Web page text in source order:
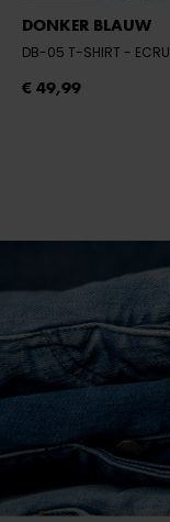
DONKER BLAUW
DB-05 T-SHIRT - ECRU
€ 49,99